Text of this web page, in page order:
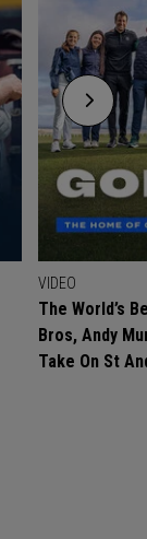
VIDEO
The World’s
Bros, Andy
Take On St